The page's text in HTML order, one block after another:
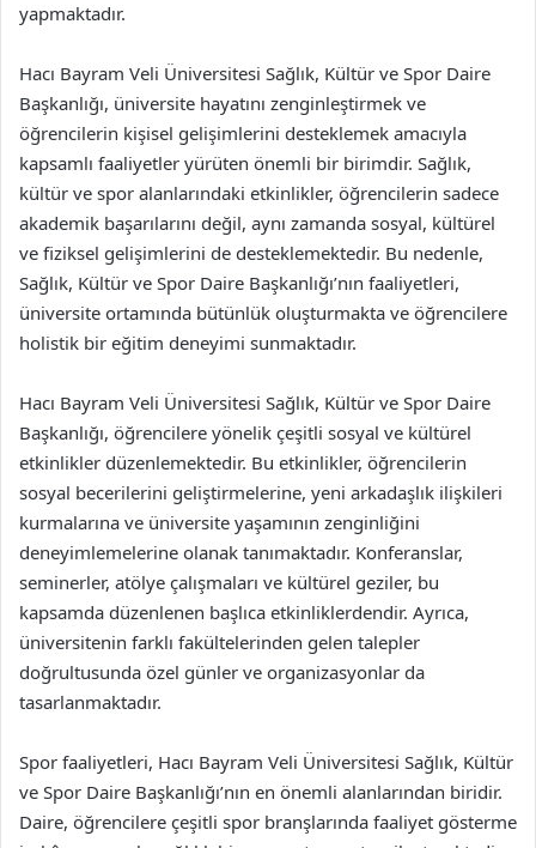
yapmaktadır.
Hacı Bayram Veli Üniversitesi Sağlık, Kültür ve Spor Daire
Başkanlığı, üniversite hayatını zenginleştirmek ve
öğrencilerin kişisel gelişimlerini desteklemek amacıyla
kapsamlı faaliyetler yürüten önemli bir birimdir. Sağlık,
kültür ve spor alanlarındaki etkinlikler, öğrencilerin sadece
akademik başarılarını değil, aynı zamanda sosyal, kültürel
ve fiziksel gelişimlerini de desteklemektedir. Bu nedenle,
Sağlık, Kültür ve Spor Daire Başkanlığı’nın faaliyetleri,
üniversite ortamında bütünlük oluşturmakta ve öğrencilere
holistik bir eğitim deneyimi sunmaktadır.
Hacı Bayram Veli Üniversitesi Sağlık, Kültür ve Spor Daire
Başkanlığı, öğrencilere yönelik çeşitli sosyal ve kültürel
etkinlikler düzenlemektedir. Bu etkinlikler, öğrencilerin
sosyal becerilerini geliştirmelerine, yeni arkadaşlık ilişkileri
kurmalarına ve üniversite yaşamının zenginliğini
deneyimlemelerine olanak tanımaktadır. Konferanslar,
seminerler, atölye çalışmaları ve kültürel geziler, bu
kapsamda düzenlenen başlıca etkinliklerdendir. Ayrıca,
üniversitenin farklı fakültelerinden gelen talepler
doğrultusunda özel günler ve organizasyonlar da
tasarlanmaktadır.
Spor faaliyetleri, Hacı Bayram Veli Üniversitesi Sağlık, Kültür
ve Spor Daire Başkanlığı’nın en önemli alanlarından biridir.
Daire, öğrencilere çeşitli spor branşlarında faaliyet gösterme